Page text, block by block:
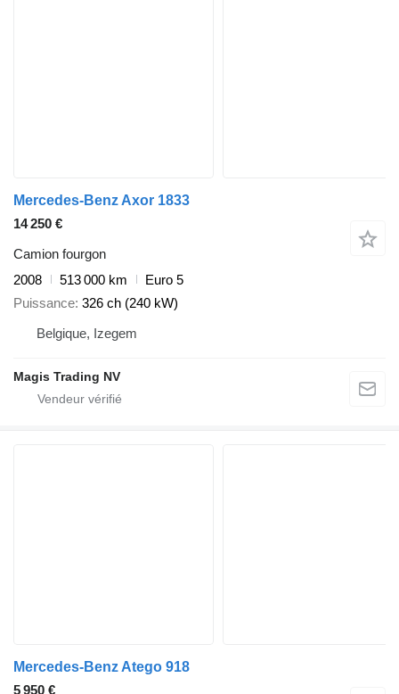
Mercedes-Benz Axor 1833
14 250 €
Camion fourgon
2008
513 000 km
Euro 5
Puissance 326 ch (240 kW)
Belgique, Izegem
Magis Trading NV
Mercedes-Benz Atego 918
5 950 €